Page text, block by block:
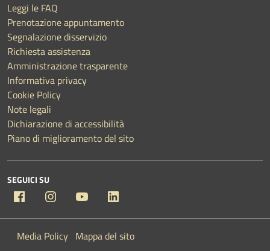
Leggi le FAQ
Prenotazione appuntamento
Segnalazione disservizio
Richiesta assistenza
Amministrazione trasparente
Informativa privacy
Cookie Policy
Note legali
Dichiarazione di accessibilità
Piano di miglioramento del sito
SEGUICI SU
Facebook Instagram YouTube
Media Policy Mappa del sito